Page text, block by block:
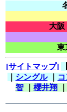
大阪
東
[サイトマップ]
シングル｜
智｜ 櫻井翔